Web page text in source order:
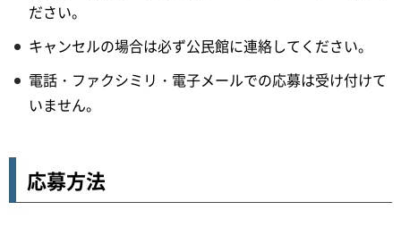
ださい。
キャンセルの場合は必ず公民館に連絡してください。
電話・ファクシミリ・電子メールでの応募は受け付けて
いません。
応募方法